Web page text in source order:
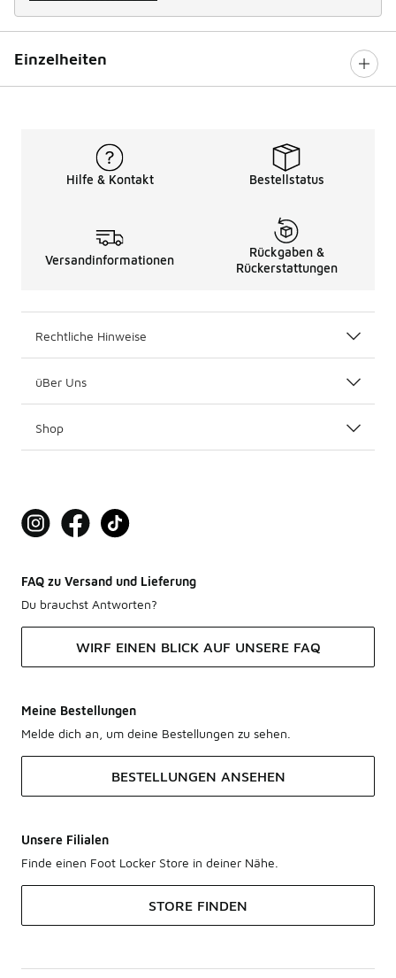
Einzelheiten
Hilfe & Kontakt Bestellstatus
Versandinformationen
Rückgaben &
Rückerstattungen
Rechtliche Hinweise
üBer Uns
Shop
FAQ zu Versand und Lieferung
Du brauchst Antworten?
WIRF EINEN BLICK AUF UNSERE FAQ
Meine Bestellungen
Melde dich an, um deine Bestellungen zu sehen.
BESTELLUNGEN ANSEHEN
Unsere Filialen
Finde einen Foot Locker Store in deiner Nähe.
STORE FINDEN